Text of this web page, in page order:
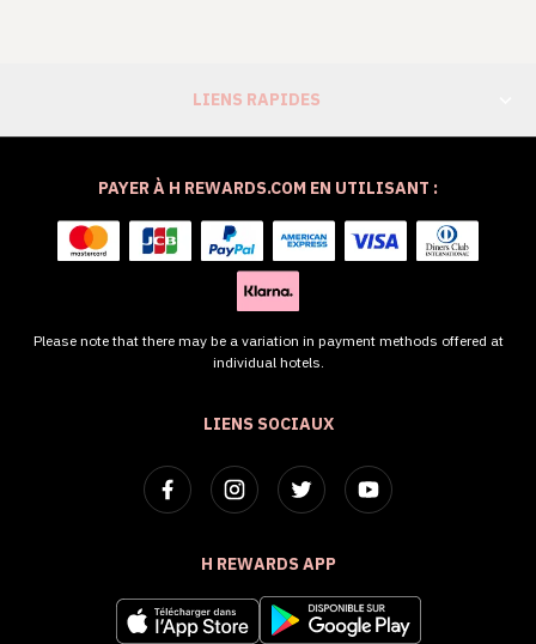
LIENS RAPIDES
LIENS SOCIAUX
H REWARDS APP
PAYER À H REWARDS.COM EN UTILISANT :
Please note that there may be a variation in payment methods offered at
individual hotels.